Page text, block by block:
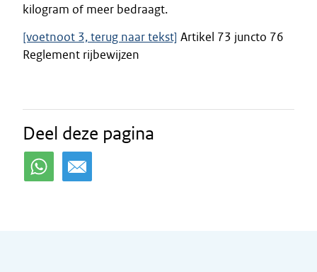
kilogram of meer bedraagt.
[voetnoot 3, terug naar tekst] Artikel 73 juncto 76
Reglement rijbewijzen
Deel deze pagina